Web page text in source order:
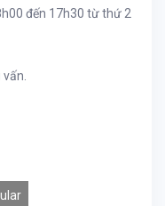
đến 17h30 từ thứ 2